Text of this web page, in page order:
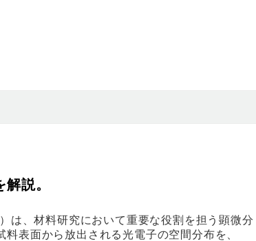
説。
、材料研究において重要な役割を担う顕微分
表面から放出される光電子の空間分布を、